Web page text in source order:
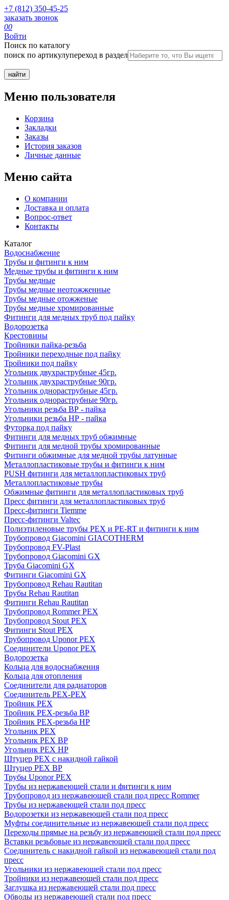
+7 (812) 350-45-25
заказать звонок
00
Войти
Поиск по каталогу
поиск по артикулупереход в раздел
Меню пользователя
Корзина
Закладки
Заказы
История заказов
Личные данные
Меню сайта
О компании
Доставка и оплата
Вопрос-ответ
Контакты
Каталог
Водоснабжение
Трубы и фитинги к ним
Медные трубы и фитинги к ним
Трубы медные
Трубы медные неотожженные
Трубы медные отожженые
Трубы медные хромированные
Фитинги для медных труб под пайку
Водорозетка
Крестовины
Тройники пайка-резьба
Тройники переходные под пайку
Тройники под пайку
Угольник двухраструбные 45гр.
Угольник двухраструбные 90гр.
Угольник однораструбные 45гр.
Угольник однораструбные 90гр.
Угольники резьба ВР - пайка
Угольники резьба НР - пайка
Футорка под пайку
Фитинги для медных труб обжимные
Фитинги для медной трубы хромированные
Фитинги обжимные для медной трубы латунные
Металлопластиковые трубы и фитинги к ним
PUSH фитинги для металлопластиковых труб
Металлопластиковые трубы
Обжимные фитинги для металлопластиковых труб
Пресс фитинги для металлопластиковых труб
Пресс-фитинги Tiemme
Пресс-фитинги Valtec
Полиэтиленовые трубы PEX и PE-RT и фитинги к ним
Трубопровод Giacomini GIACOTHERM
Трубопровод FV-Plast
Трубопровод Giacomini GX
Труба Giacomini GX
Фитинги Giacomini GX
Трубопровод Rehau Rautitan
Трубы Rehau Rautitan
Фитинги Rehau Rautitan
Трубопровод Rommer PEX
Трубопровод Stout PEX
Фитинги Stout PEX
Трубопровод Uponor PEX
Соединители Uponor PEX
Водорозетка
Кольца для водоснабжения
Кольца для отопления
Соединители для радиаторов
Соединитель PEX-PEX
Тройник PEX
Тройник PEX-резьба ВР
Тройник PEX-резьба НР
Угольник PEX
Угольник PEX ВР
Угольник PEX НР
Штуцер PEX c накидной гайкой
Штуцер PEX ВР
Трубы Uponor PEX
Трубы из нержавеющей стали и фитинги к ним
Трубопровод из нержавеющей стали под пресс Rommer
Трубы из нержавеющей стали под пресс
Водорозетки из нержавеющей стали под пресс
Муфты соединительные из нержавеющей стали под пресс
Переходы прямые на резьбу из нержавеющей стали под пресс
Вставки резьбовые из нержавеющей стали под пресс
Соединитель с накидной гайкой из нержавеющей стали под
пресс
Угольники из нержавеющей стали под пресс
Тройники из нержавеющей стали под пресс
Заглушка из нержавеющей стали под пресс
Обводы из нержавеющей стали под пресс